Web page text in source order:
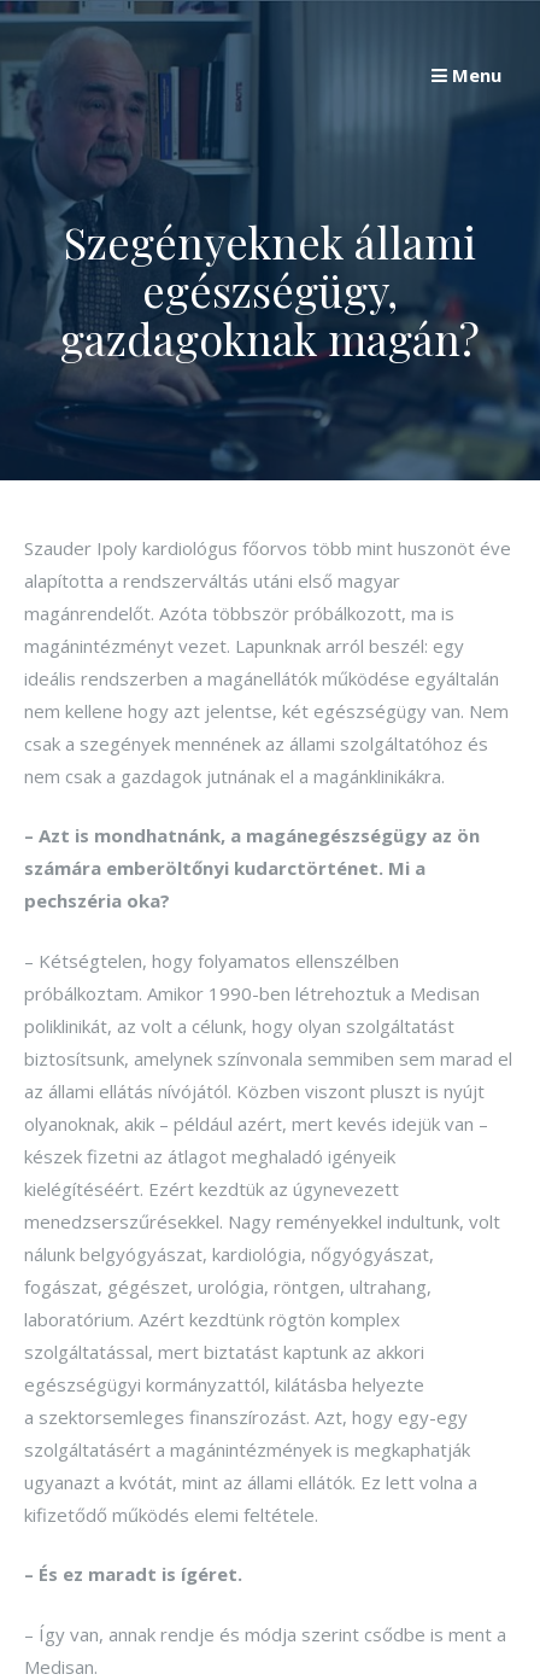
Skip
content
Menu
Szegényeknek állami
egészségügy,
gazdagoknak magán?
Szauder Ipoly kardiológus főorvos több mint huszonöt éve
alapította a rendszerváltás utáni első magyar
magánrendelőt. Azóta többször próbálkozott, ma is
magánintézményt vezet. Lapunknak arról beszél: egy
ideális rendszerben a magánellátók működése egyáltalán
nem kellene hogy azt jelentse, két egészségügy van. Nem
csak a szegények mennének az állami szolgáltatóhoz és
nem csak a gazdagok jutnának el a magánklinikákra.
– Azt is mondhatnánk, a magánegészségügy az ön
számára emberöltőnyi kudarctörténet. Mi a
pechszéria oka?
– Kétségtelen, hogy folyamatos ellenszélben
próbálkoztam. Amikor 1990-ben létrehoztuk a Medisan
poliklinikát, az volt a célunk, hogy olyan szolgáltatást
biztosítsunk, amelynek színvonala semmiben sem marad el
az állami ellátás nívójától. Közben viszont pluszt is nyújt
olyanoknak, akik – például azért, mert kevés idejük van –
készek fizetni az átlagot meghaladó igényeik
kielégítéséért. Ezért kezdtük az úgynevezett
menedzserszűrésekkel. Nagy reményekkel indultunk, volt
nálunk belgyógyászat, kardiológia, nőgyógyászat,
fogászat, gégészet, urológia, röntgen, ultrahang,
laboratórium. Azért kezdtünk rögtön komplex
szolgáltatással, mert biztatást kaptunk az akkori
egészségügyi kormányzattól, kilátásba helyezte
a szektorsemleges finanszírozást. Azt, hogy egy-egy
szolgáltatásért a magánintézmények is megkaphatják
ugyanazt a kvó­­tát, mint az állami ellátók. Ez lett volna a
kifizetődő működés elemi feltétele.
– És ez maradt is ígéret.
– Így van, annak rendje és módja szerint csődbe is ment a
Medisan.